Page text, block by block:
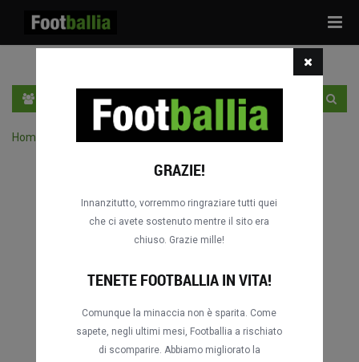
Home
GRAZIE!
Innanzitutto, vorremmo ringraziare tutti quei
che ci avete sostenuto mentre il sito era
chiuso. Grazie mille!
TENETE FOOTBALLIA IN VITA!
Comunque la minaccia non è sparita. Come
sapete, negli ultimi mesi, Footballia a rischiato
di scomparire. Abbiamo migliorato la